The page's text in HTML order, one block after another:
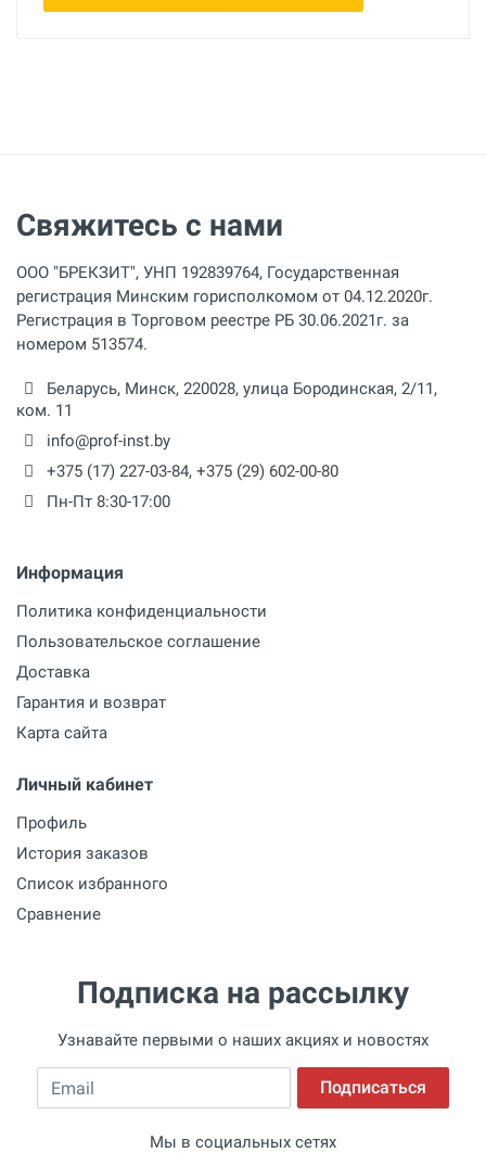
Свяжитесь с нами
ООО "БРЕКЗИТ", УНП 192839764, Государственная
регистрация Минским горисполкомом от 04.12.2020г.
Регистрация в Торговом реестре РБ 30.06.2021г. за
номером 513574.
Беларусь, Минск, 220028, улица Бородинская, 2/11,
ком. 11
info@prof-inst.by
+375 (17) 227-03-84, +375 (29) 602-00-80
Пн-Пт 8:30-17:00
Информация
Политика конфиденциальности
Пользовательское соглашение
Доставка
Гарантия и возврат
Карта сайта
Личный кабинет
Профиль
История заказов
Список избранного
Сравнение
Подписка на рассылку
Узнавайте первыми о наших акциях и новостях
Email Подписаться
Мы в социальных сетях